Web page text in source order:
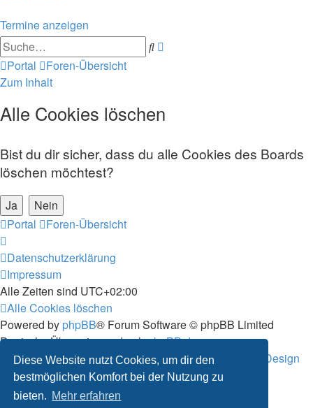
Diese Website nutzt Cookies, um dir den
bestmöglichen Komfort bei der Nutzung zu
bieten. Mehr erfahren
Termine anzeigen
Suche
Portal
Foren-Übersicht
Zum Inhalt
Alle Cookies löschen
Bist du dir sicher, dass du alle Cookies des Boards
löschen möchtest?
Portal Foren-Übersicht
Datenschutzerklärung
Impressum
Alle Zeiten sind UTC+02:00
Alle Cookies löschen
Powered by phpBB® Forum Software © phpBB Limited
Deutsche Übersetzung durchphpBB.de
Style: Black-Silver-Split by Joyce&LunaphpBB-Style-Design
Datenschutz|Nutzungsbedingungen